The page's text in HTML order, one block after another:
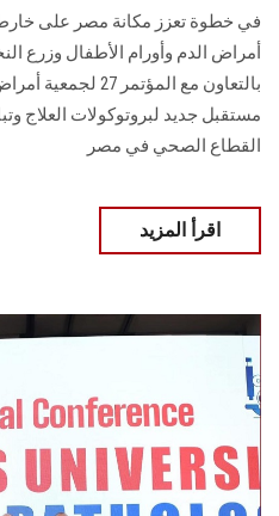
في خطوة تعزز مكانة مصر على
بالتعاون مع
مستقبل جديد لبروتوكولات العلاج
القطاع الصحي في مصر
اقرأ المزيد